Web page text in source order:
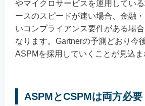
やマイクロサービスを運用してい
ースのスピードが速い場合、金融
いコンプライアンス要件がある場
なります。Gartnerの予測どおり今
ASPMを採用していくことが見込ま
ASPMとCSPMは両方必要